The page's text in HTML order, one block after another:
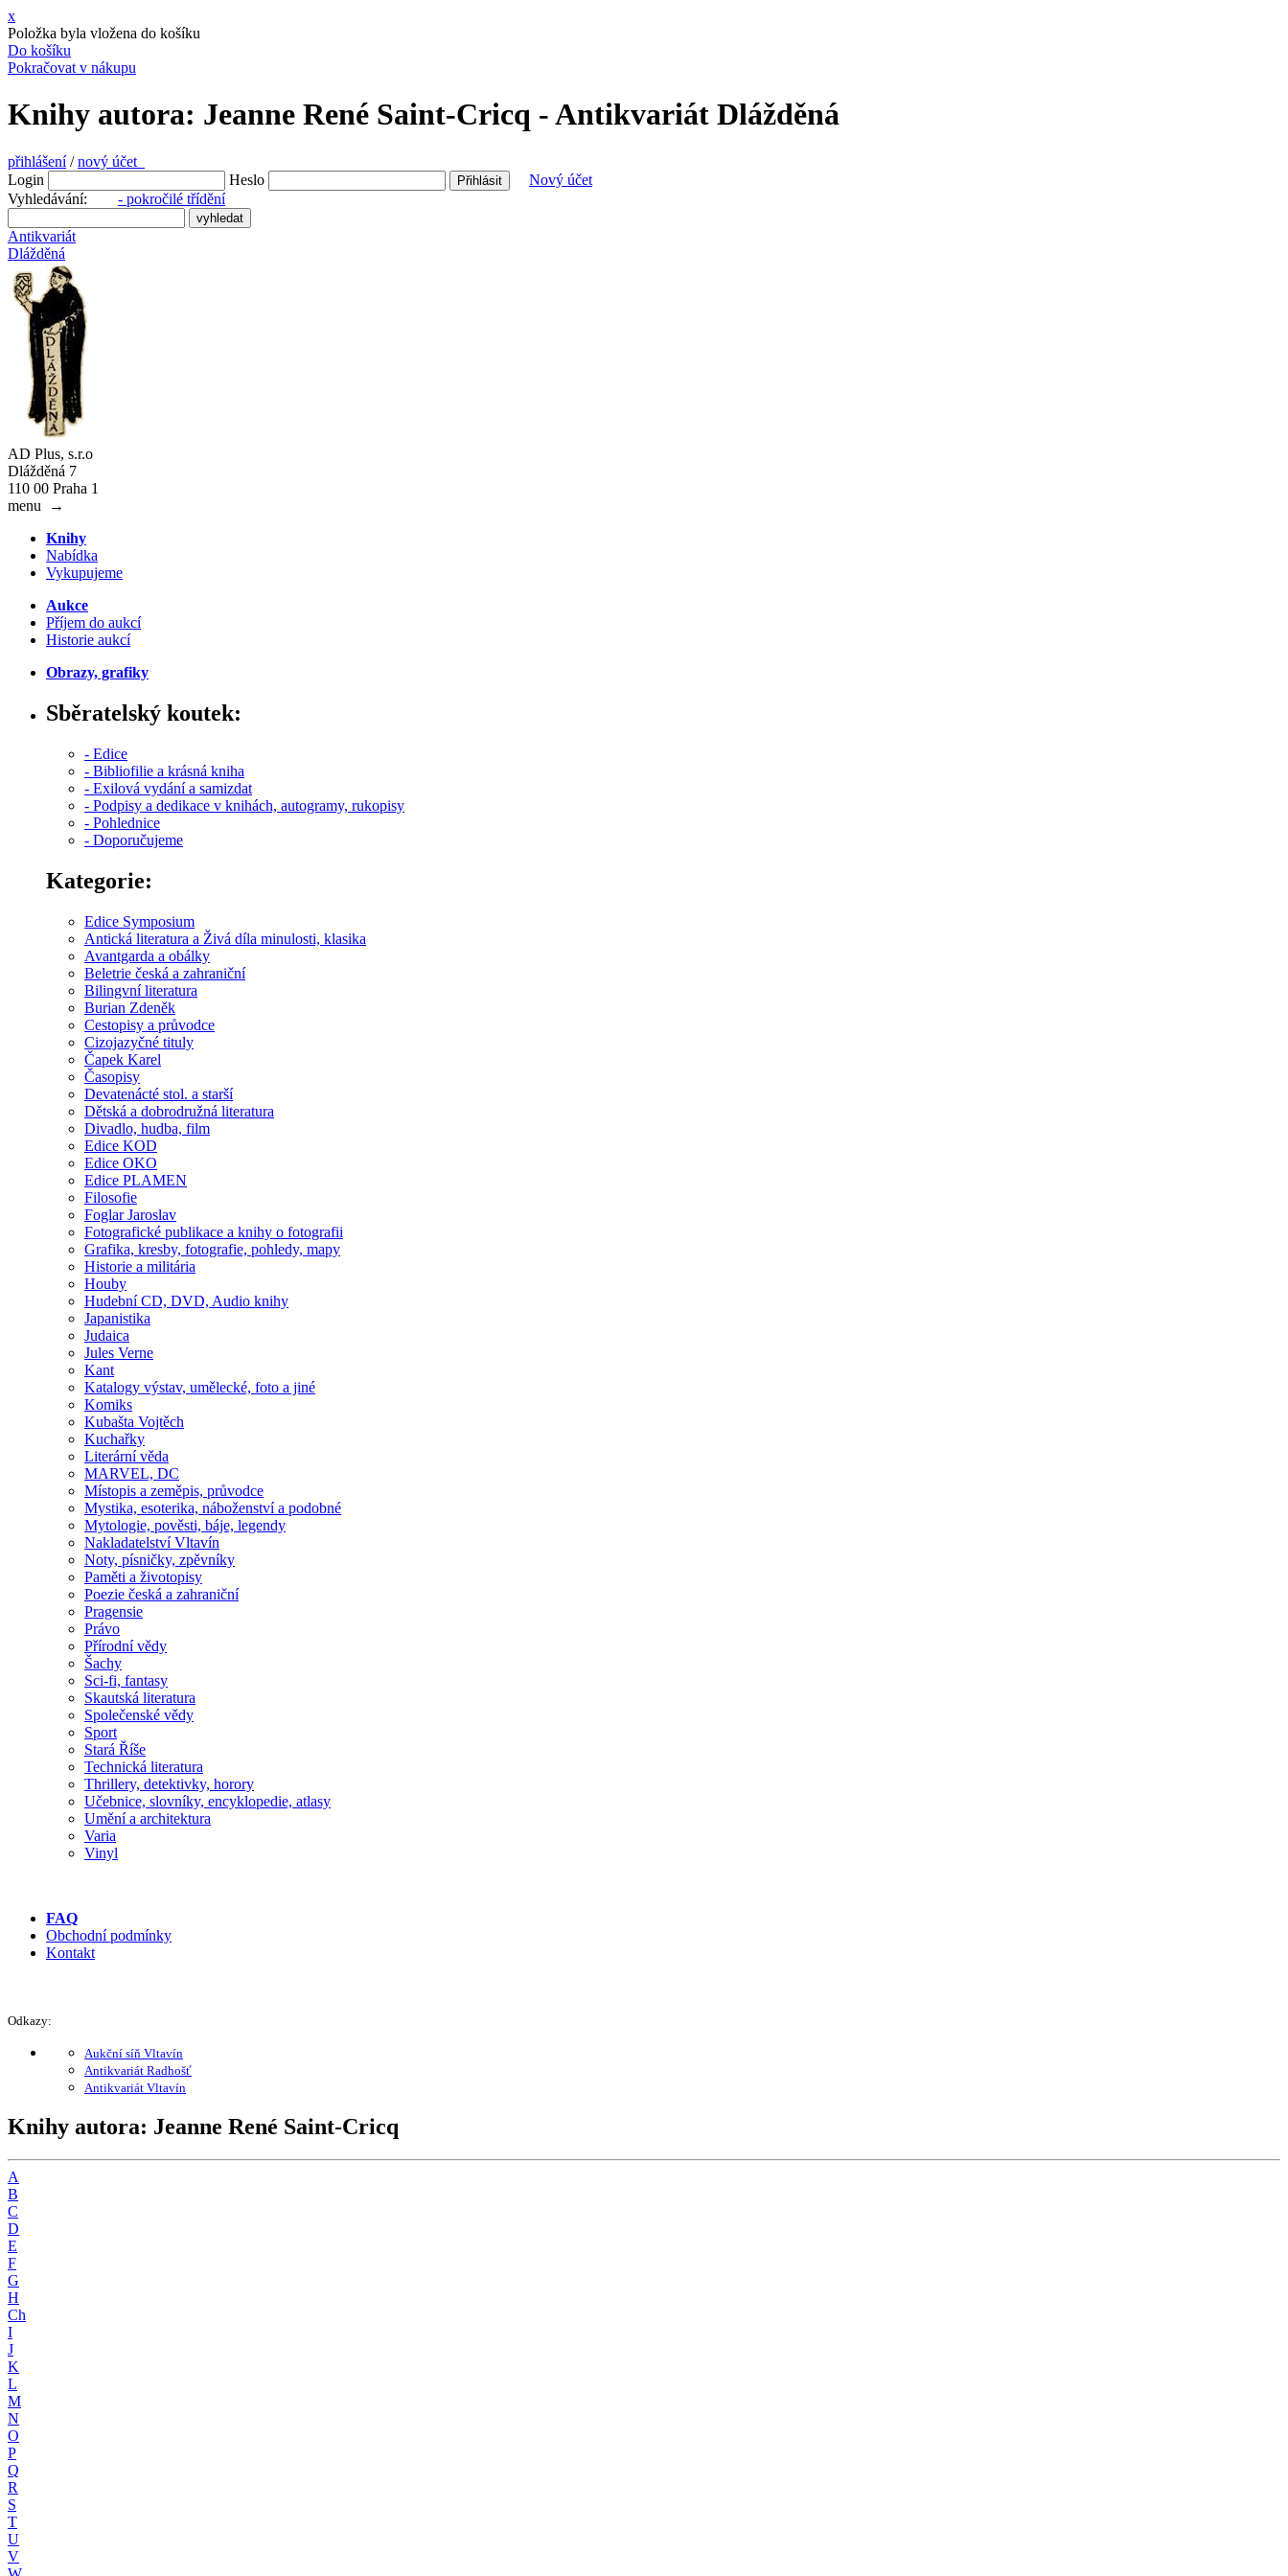
x
Položka byla vložena do košíku
Do košíku
Pokračovat v nákupu
Knihy autora: Jeanne René Saint-Cricq - Antikvariát Dlážděná
přihlášení/nový účet
Login
Heslo
Nový účet
Vyhledávání: - pokročilé třídění
Antikvariát
Dlážděná
AD Plus, s.r.o
Dlážděná 7
110 00 Praha 1
menu
→
Knihy
Nabídka
Vykupujeme
Aukce
Příjem do aukcí
Historie aukcí
Obrazy, grafiky
Sběratelský koutek:
- Edice
- Bibliofilie a krásná kniha
- Exilová vydání a samizdat
- Podpisy a dedikace v knihách, autogramy, rukopisy
- Pohlednice
- Doporučujeme
Kategorie:
Edice Symposium
Antická literatura a Živá díla minulosti, klasika
Avantgarda a obálky
Beletrie česká a zahraniční
Bilingvní literatura
Burian Zdeněk
Cestopisy a průvodce
Cizojazyčné tituly
Čapek Karel
Časopisy
Devatenácté stol. a starší
Dětská a dobrodružná literatura
Divadlo, hudba, film
Edice KOD
Edice OKO
Edice PLAMEN
Filosofie
Foglar Jaroslav
Fotografické publikace a knihy o fotografii
Grafika, kresby, fotografie, pohledy, mapy
Historie a militária
Houby
Hudební CD, DVD, Audio knihy
Japanistika
Judaica
Jules Verne
Kant
Katalogy výstav, umělecké, foto a jiné
Komiks
Kubašta Vojtěch
Kuchařky
Literární věda
MARVEL, DC
Místopis a zeměpis, průvodce
Mystika, esoterika, náboženství a podobné
Mytologie, pověsti, báje, legendy
Nakladatelství Vltavín
Noty, písničky, zpěvníky
Paměti a životopisy
Poezie česká a zahraniční
Pragensie
Právo
Přírodní vědy
Šachy
Sci-fi, fantasy
Skautská literatura
Společenské vědy
Sport
Stará Říše
Technická literatura
Thrillery, detektivky, horory
Učebnice, slovníky, encyklopedie, atlasy
Umění a architektura
Varia
Vinyl
FAQ
Obchodní podmínky
Kontakt
Odkazy:
Aukční síň Vltavín
Antikvariát Radhošť
Antikvariát Vltavín
Knihy autora: Jeanne René Saint-Cricq
A
B
C
D
E
F
G
H
Ch
I
J
K
L
M
N
O
P
Q
R
S
T
U
V